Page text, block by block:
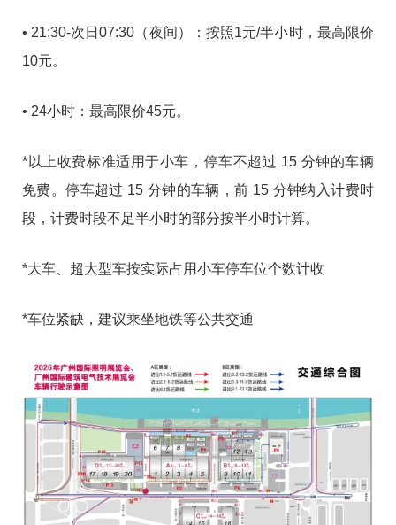
• 21:30-次日07:30（夜间）：按照1元/半小时，最高限价
10元。
• 24小时：最高限价45元。
*以上收费标准适用于小车，停车不超过 15 分钟的车辆
免费。停车超过 15 分钟的车辆，前 15 分钟纳入计费时
段，计费时段不足半小时的部分按半小时计算。
*大车、超大型车按实际占用小车停车位个数计收
*车位紧缺，建议乘坐地铁等公共交通